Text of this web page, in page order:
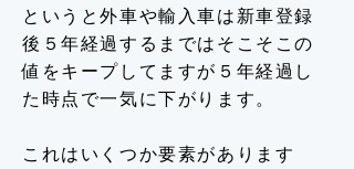
というと外車や輸入車は新車登録
後５年経過するまではそこそこの
値をキープしてますが５年経過し
た時点で一気に下がります。
これはいくつか要素があります